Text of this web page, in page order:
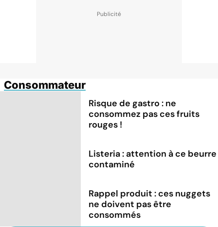
Consommateur
Risque de gastro : ne
consommez pas ces fruits
rouges !
Listeria : attention à ce beurre
contaminé
Rappel produit : ces nuggets
ne doivent pas être
consommés